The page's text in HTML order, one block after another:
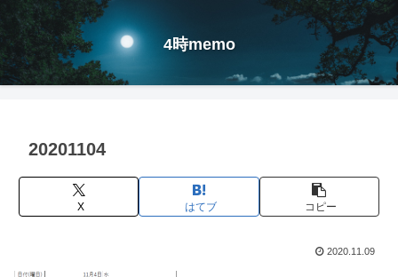
4時memo
20201104
X はてブ コピー
2020.11.09